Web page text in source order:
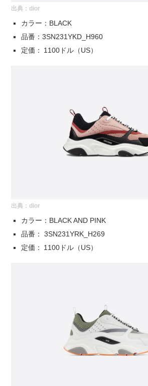
出典：dior
カラー：BLACK
品番：3SN231YKD_H960
定価： 1100ドル（US）
出典：dior
カラー：BLACK AND PINK
品番： 3SN231YRK_H269
定価： 1100ドル（US）